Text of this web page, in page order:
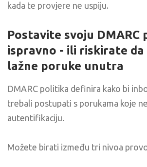
kada te provjere ne uspiju.
Postavite svoju DMARC
ispravno - ili riskirate
lažne poruke unutra
DMARC politika definira kako bi
trebali postupati s porukama koje
autentifikaciju.
Možete birati između tri nivoa